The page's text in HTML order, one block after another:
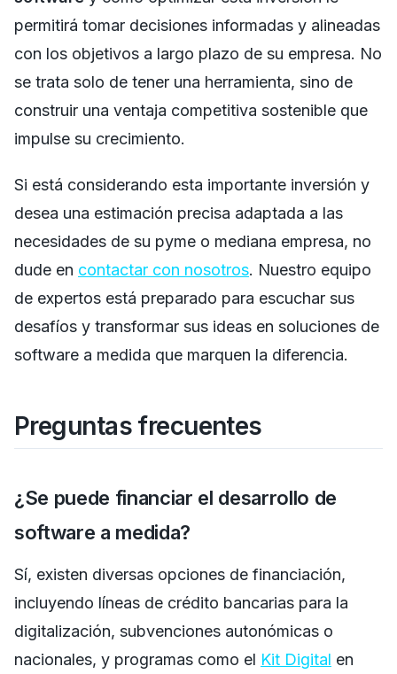
permitirá tomar decisiones informadas y alineadas
con los objetivos a largo plazo de su empresa. No
se trata solo de tener una herramienta, sino de
construir una ventaja competitiva sostenible que
impulse su crecimiento.
Si está considerando esta importante inversión y
desea una estimación precisa adaptada a las
necesidades de su pyme o mediana empresa, no
dude en contactar con nosotros. Nuestro equipo
de expertos está preparado para escuchar sus
desafíos y transformar sus ideas en soluciones de
software a medida que marquen la diferencia.
Preguntas frecuentes
¿Se puede financiar el desarrollo de
software a medida?
Sí, existen diversas opciones de financiación,
incluyendo líneas de crédito bancarias para la
digitalización, subvenciones autonómicas o
nacionales, y programas como el Kit Digital en